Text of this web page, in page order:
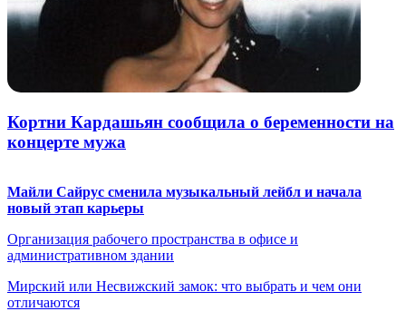
Кортни Кардашьян сообщила о беременности на
концерте мужа
Майли Сайрус сменила музыкальный лейбл и начала
новый этап карьеры
Организация рабочего пространства в офисе и
административном здании
Мирский или Несвижский замок: что выбрать и чем они
отличаются